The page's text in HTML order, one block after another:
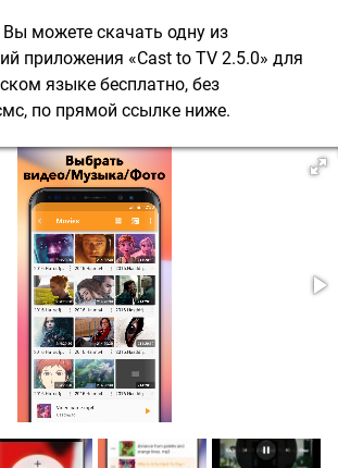
можете скачать одну из
приложения «Cast to TV 2.5.0» для
языке бесплатно, без
по прямой ссылке ниже.